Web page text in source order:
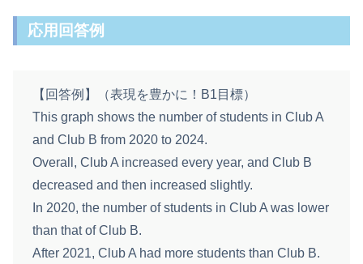
応用回答例
【回答例】（表現を豊かに！B1目標）
This graph shows the number of students in Club A
and Club B from 2020 to 2024.
Overall, Club A increased every year, and Club B
decreased and then increased slightly.
In 2020, the number of students in Club A was lower
than that of Club B.
After 2021, Club A had more students than Club B.